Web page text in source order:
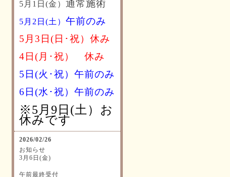
5月1日(金） 通常施術
5月2日(土） 午前のみ
5月3日(日･祝）休み
4日(月･祝） 休み
5日(火･祝）午前のみ
6日(水･祝） 午前のみ
※5月9日(土）お
休みです
2026/02/26
お知らせ
3月6日(金)
午前最終受付